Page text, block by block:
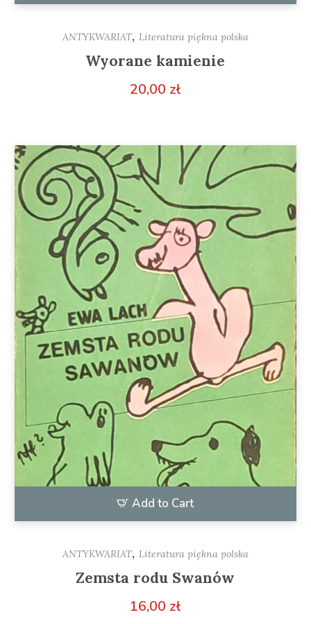
ANTYKWARIAT, Literatura piękna polska
Wyorane kamienie
20,00 zł
Add to Cart
ANTYKWARIAT, Literatura piękna polska
Zemsta rodu Swanów
16,00 zł